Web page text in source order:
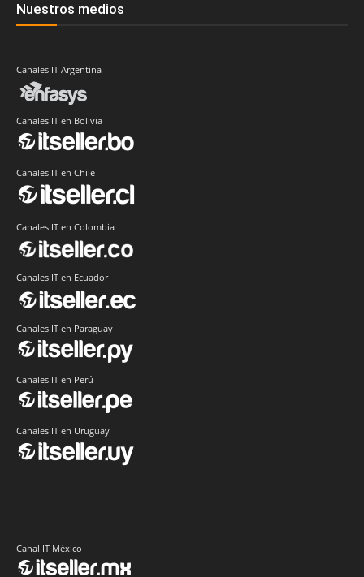
Nuestros medios
Canales IT Argentina
Canales IT en Bolivia
Canales IT en Chile
Canales IT en Colombia
Canales IT en Ecuador
Canales IT en Paraguay
Canales IT en Perú
Canales IT en Uruguay
Canal IT México